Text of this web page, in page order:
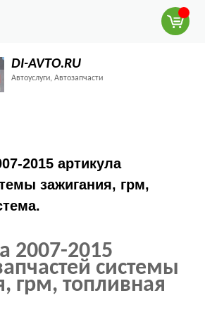
DI-AVTO.RU
Автоуслуги, Автозапчасти
2015 артикула
зажигания, грм,
2007-2015
системы
грм, топливная